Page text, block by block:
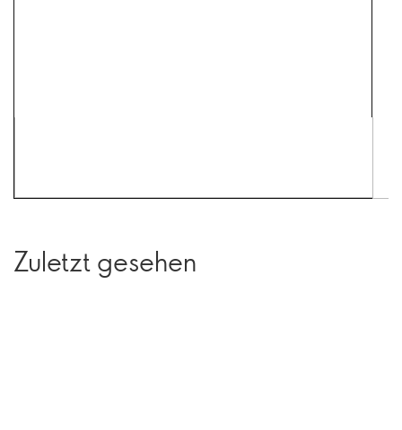
Zuletzt gesehen